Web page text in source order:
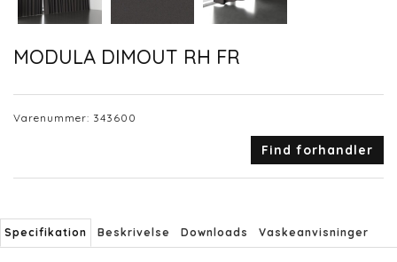
MODULA DIMOUT RH FR
Varenummer: 343600
Find forhandler
Specifikation Beskrivelse Downloads Vaskeanvisninger